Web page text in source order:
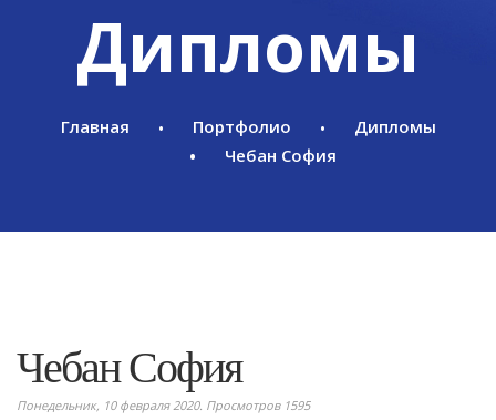
Дипломы
Главная Портфолио
Дипломы
Чебан София
Чебан София
Понедельник, 10 февраля 2020. Просмотров 1595